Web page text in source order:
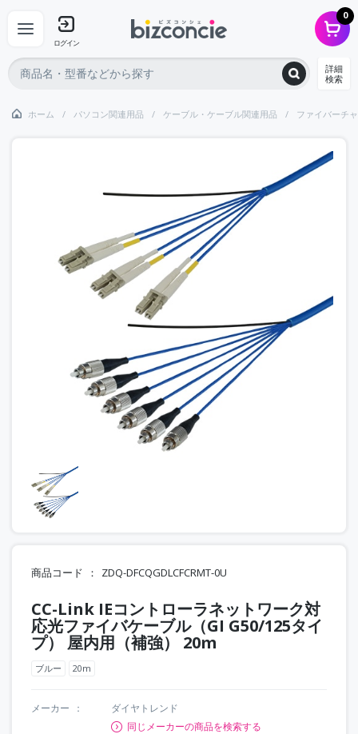
ログイン
0
詳細
検索
ホーム パソコン関連用品 ケーブル・ケーブル関連用品 ファイバーチ
商品コード ZDQ-DFCQGDLCFCRMT-0U
CC-Link IEコントローラネットワーク対
応光ファイバケーブル（GI G50/125タイ
プ） 屋内用（補強） 20m
ブルー 20m
メーカー
ダイヤトレンド
同じメーカーの商品を検索する